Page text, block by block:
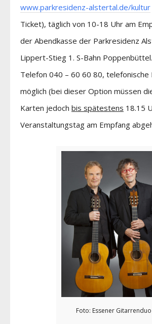
www.parkresidenz-alstertal.de/kultur
Ticket), täglich von 10-18 Uhr am
der Abendkasse der Parkresidenz
Lippert-Stieg 1. S-Bahn
Telefon 040 – 60 60 80, telefonische
möglich (bei dieser Option müssen
Karten jedoch bis spätestens 18.15
Veranstaltungstag am Empfang
Foto: Essener Gitarrenduo